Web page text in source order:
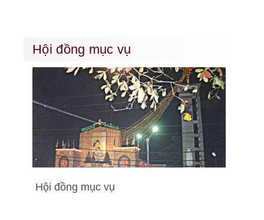
Hội đồng mục vụ
Hội đồng mục vụ